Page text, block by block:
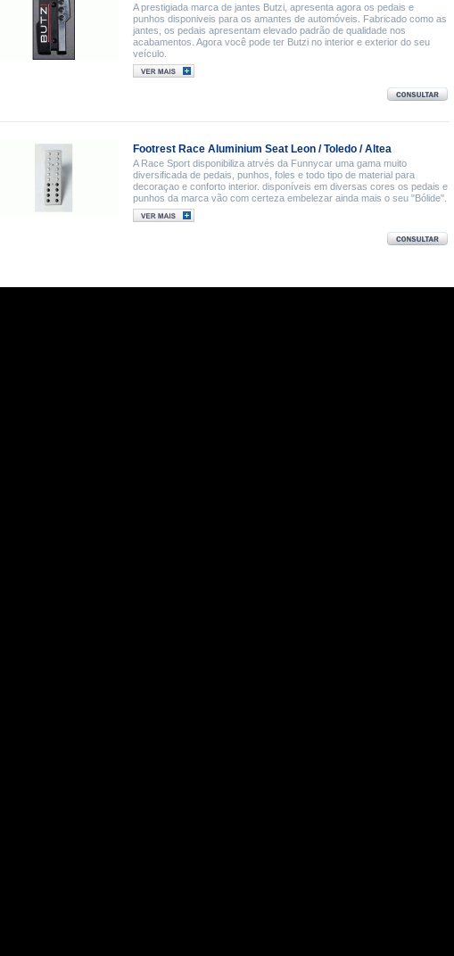
A prestigiada marca de jantes Butzi, apresenta agora os pedais e
punhos disponiveis para os amantes de automóveis. Fabricado como as
jantes, os pedais apresentam elevado padrão de qualidade nos
acabamentos. Agora você pode ter Butzi no interior e exterior do seu
veículo.
Footrest Race Aluminium Seat Leon / Toledo / Altea
A Race Sport disponibiliza atrvés da Funnycar uma gama muito
diversificada de pedais, punhos, foles e todo tipo de material para
decoraçao e conforto interior. disponíveis em diversas cores os pedais e
punhos da marca vão com certeza embelezar ainda mais o seu "Bólide".